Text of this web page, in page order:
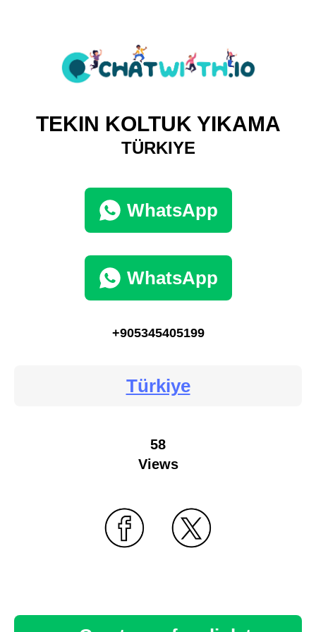
TEKIN KOLTUK YIKAMA
TÜRKIYE
WhatsApp
WhatsApp
+905345405199
Türkiye
58
Views